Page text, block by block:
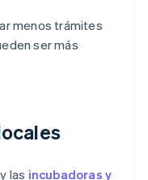
menos trámites
ser más
las incubadoras y